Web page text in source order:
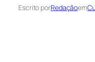
Escrito porRedaçãoem